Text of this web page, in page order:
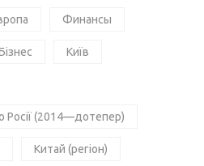
Финансы
Київ
Росії (2014—дотепер)
Китай (регіон)